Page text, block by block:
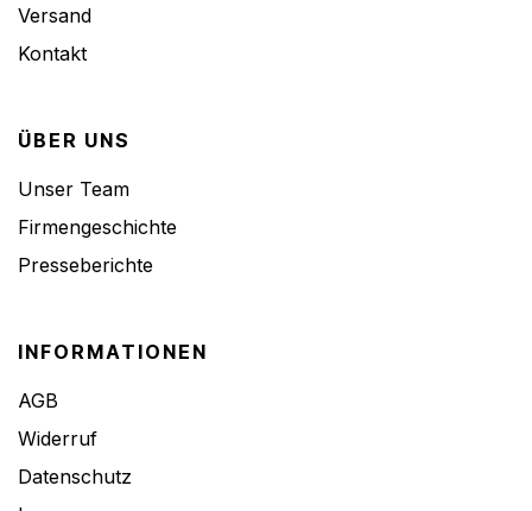
Versand
Kontakt
ÜBER UNS
Unser Team
Firmengeschichte
Presseberichte
INFORMATIONEN
AGB
Widerruf
Datenschutz